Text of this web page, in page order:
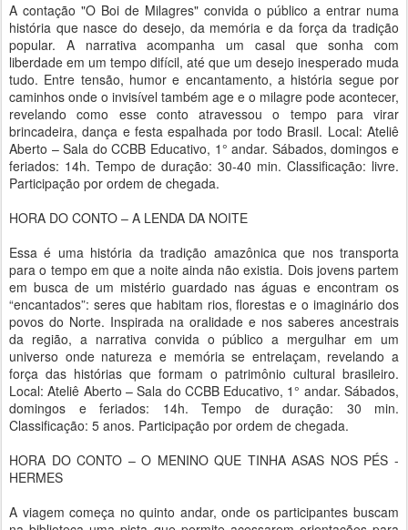
A contação "O Boi de Milagres" convida o público a entrar numa
história que nasce do desejo, da memória e da força da tradição
popular. A narrativa acompanha um casal que sonha com
liberdade em um tempo difícil, até que um desejo inesperado muda
tudo. Entre tensão, humor e encantamento, a história segue por
caminhos onde o invisível também age e o milagre pode acontecer,
revelando como esse conto atravessou o tempo para virar
brincadeira, dança e festa espalhada por todo Brasil. Local: Ateliê
Aberto – Sala do CCBB Educativo, 1° andar. Sábados, domingos e
feriados: 14h. Tempo de duração: 30-40 min. Classificação: livre.
Participação por ordem de chegada.
HORA DO CONTO – A LENDA DA NOITE
Essa é uma história da tradição amazônica que nos transporta
para o tempo em que a noite ainda não existia. Dois jovens partem
em busca de um mistério guardado nas águas e encontram os
“encantados”: seres que habitam rios, florestas e o imaginário dos
povos do Norte. Inspirada na oralidade e nos saberes ancestrais
da região, a narrativa convida o público a mergulhar em um
universo onde natureza e memória se entrelaçam, revelando a
força das histórias que formam o patrimônio cultural brasileiro.
Local: Ateliê Aberto – Sala do CCBB Educativo, 1° andar. Sábados,
domingos e feriados: 14h. Tempo de duração: 30 min.
Classificação: 5 anos. Participação por ordem de chegada.
HORA DO CONTO – O MENINO QUE TINHA ASAS NOS PÉS -
HERMES
A viagem começa no quinto andar, onde os participantes buscam